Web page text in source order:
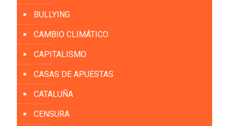
BULLYING
CAMBIO CLIMÁTICO
CAPITALISMO
CASAS DE APUESTAS
CATALUÑA
CENSURA